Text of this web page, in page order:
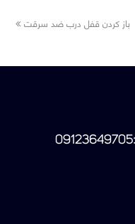
next
باز کردن قفل درب ضد سرقت
:
09123649705